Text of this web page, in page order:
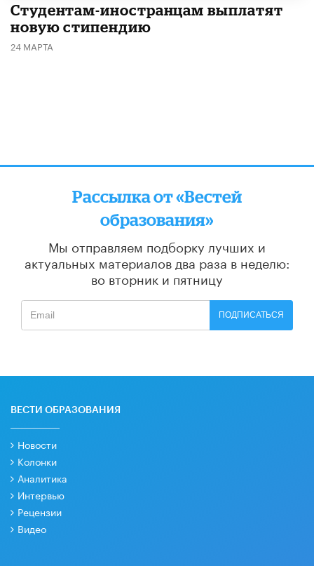
Студентам-иностранцам выплатят
новую стипендию
24 МАРТА
Рассылка от «Вестей
образования»
Мы отправляем подборку лучших и
актуальных материалов два раза в неделю:
во вторник и пятницу
ПОДПИСАТЬСЯ
ВЕСТИ ОБРАЗОВАНИЯ
Новости
Колонки
Аналитика
Интервью
Рецензии
Видео